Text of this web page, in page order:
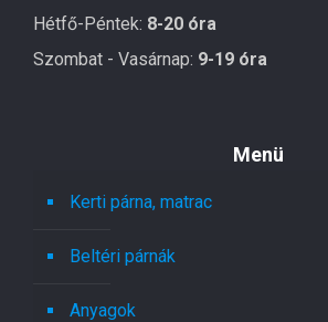
Hétfő-Péntek: 8-20 óra
Szombat - Vasárnap: 9-19 óra
Menü
Kerti párna, matrac
Beltéri párnák
Anyagok